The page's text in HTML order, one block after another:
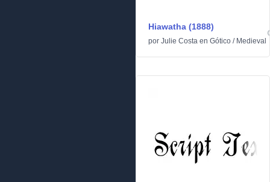
Hiawatha (1888)
por Julie Costa en Gótico / Medieval